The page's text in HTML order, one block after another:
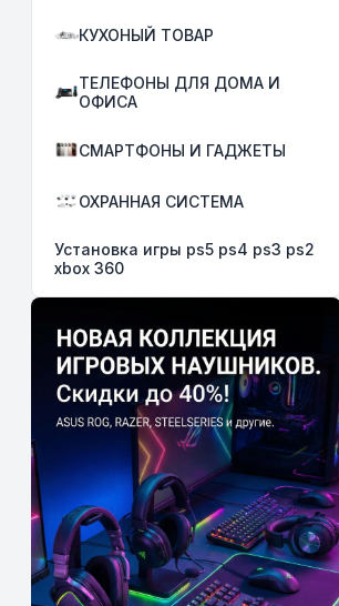
КУХОНЫЙ ТОВАР
ТЕЛЕФОНЫ ДЛЯ ДОМА И
ОФИСА
СМАРТФОНЫ И ГАДЖЕТЫ
ОХРАННАЯ СИСТЕМА
Установка игры ps5 ps4 ps3 ps2
xbox 360